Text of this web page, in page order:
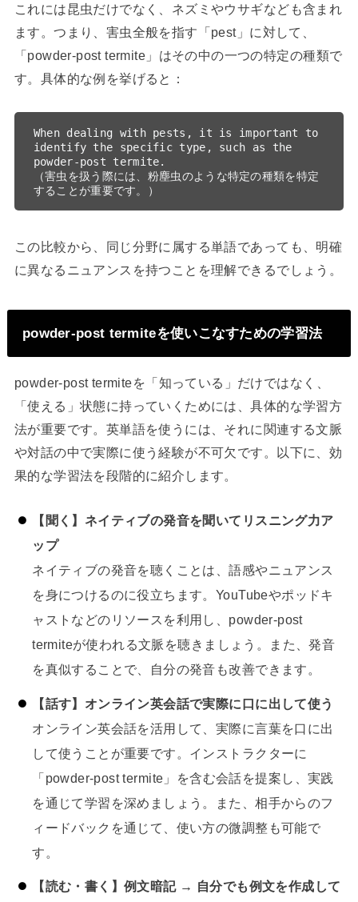
これには昆虫だけでなく、ネズミやウサギなども含まれ
ます。つまり、害虫全般を指す「pest」に対して、
「powder-post termite」はその中の一つの特定の種類で
す。具体的な例を挙げると：
When dealing with pests, it is important to
identify the specific type, such as the
powder-post termite.
（害虫を扱う際には、粉塵虫のような特定の種類を特定
この比較から、同じ分野に属する単語であっても、明確
に異なるニュアンスを持つことを理解できるでしょう。
powder-post termiteを使いこなすための学習法
powder-post termiteを「知っている」だけではなく、
「使える」状態に持っていくためには、具体的な学習方
法が重要です。英単語を使うには、それに関連する文脈
や対話の中で実際に使う経験が不可欠です。以下に、効
果的な学習法を段階的に紹介します。
【聞く】ネイティブの発音を聞いてリスニング力ア
ップ
ネイティブの発音を聴くことは、語感やニュアンス
を身につけるのに役立ちます。YouTubeやポッドキ
ャストなどのリソースを利用し、powder-post
termiteが使われる文脈を聴きましょう。また、発音
を真似することで、自分の発音も改善できます。
【話す】オンライン英会話で実際に口に出して使う
オンライン英会話を活用して、実際に言葉を口に出
して使うことが重要です。インストラクターに
「powder-post termite」を含む会話を提案し、実践
を通じて学習を深めましょう。また、相手からのフ
ィードバックを通じて、使い方の微調整も可能で
す。
【読む・書く】例文暗記 → 自分でも例文を作成して